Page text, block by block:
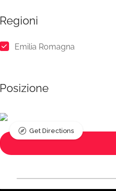
Regioni
Emilia Romagna
Posizione
Get Directions